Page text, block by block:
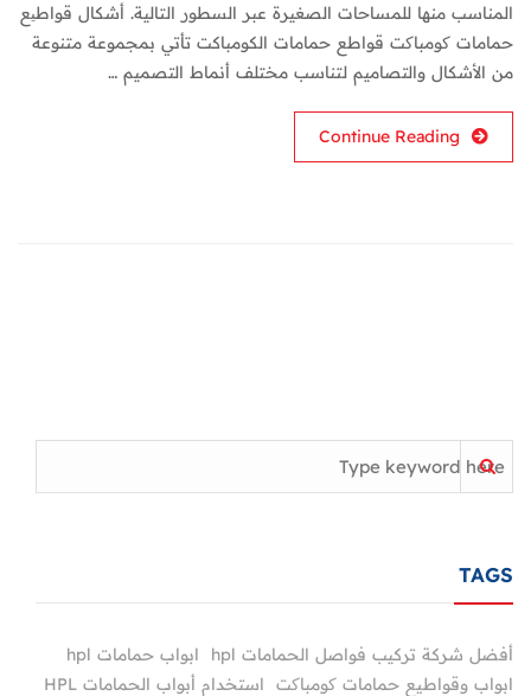
المناسب منها للمساحات الصغيرة عبر السطور التالية. أشكال قواطیع
حمامات کومباکت قواطع حمامات الكومباكت تأتي بمجموعة متنوعة
من الأشكال والتصاميم لتناسب مختلف أنماط التصميم …
Continue Reading
TAGS
أفضل شركة تركيب فواصل الحمامات hpl
ابواب حمامات hpl
ابواب وقواطيع حمامات کومباکت
استخدام أبواب الحمامات HPL